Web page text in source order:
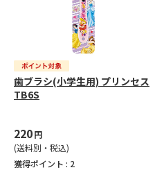
歯ブラシ(小学生用) プリンセス
TB6S
220円
(送料別・税込)
獲得ポイント : 2